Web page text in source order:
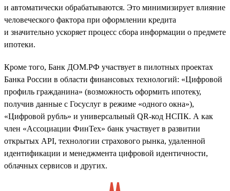
и автоматически обрабатываются. Это минимизирует влияние
человеческого фактора при оформлении кредита
и значительно ускоряет процесс сбора информации о предмете
ипотеки.
Кроме того, Банк ДОМ.РФ участвует в пилотных проектах
Банка России в области финансовых технологий: «Цифровой
профиль гражданина» (возможность оформить ипотеку,
получив данные с Госуслуг в режиме «одного окна»),
«Цифровой рубль» и универсальный QR-код НСПК. А как
член «Ассоциации ФинТех» банк участвует в развитии
открытых API, технологии страхового рынка, удаленной
идентификации и менеджмента цифровой идентичности,
облачных сервисов и других.